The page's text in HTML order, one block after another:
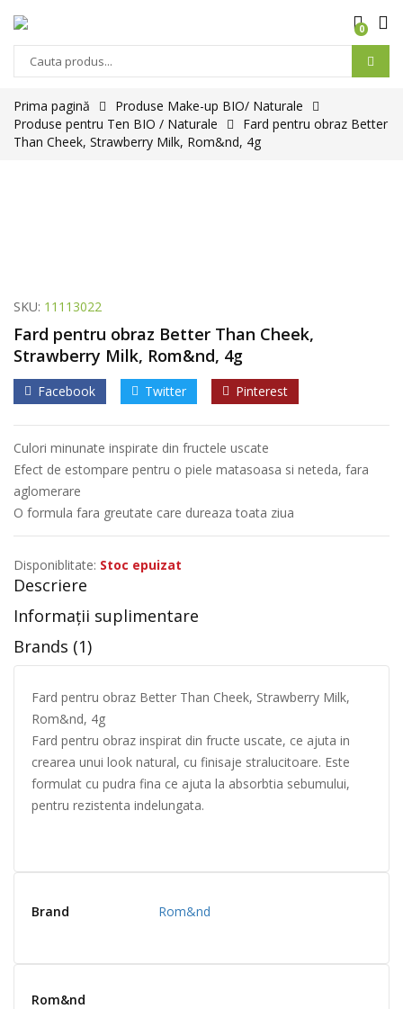
0
Prima pagină
Produse Make-up BIO/ Naturale
Produse pentru Ten BIO / Naturale
Fard pentru obraz Better
Than Cheek, Strawberry Milk, Rom&nd, 4g
SKU: 11113022
Fard pentru obraz Better Than Cheek,
Strawberry Milk, Rom&nd, 4g
Facebook Twitter Pinterest
Culori minunate inspirate din fructele uscate
Efect de estompare pentru o piele matasoasa si neteda, fara
aglomerare
O formula fara greutate care dureaza toata ziua
Disponiblitate: Stoc epuizat
Descriere
Informații suplimentare
Brands (1)
Fard pentru obraz Better Than Cheek, Strawberry Milk,
Rom&nd, 4g
Fard pentru obraz inspirat din fructe uscate, ce ajuta in
crearea unui look natural, cu finisaje stralucitoare. Este
formulat cu pudra fina ce ajuta la absorbtia sebumului,
pentru rezistenta indelungata.
Brand Rom&nd
Rom&nd